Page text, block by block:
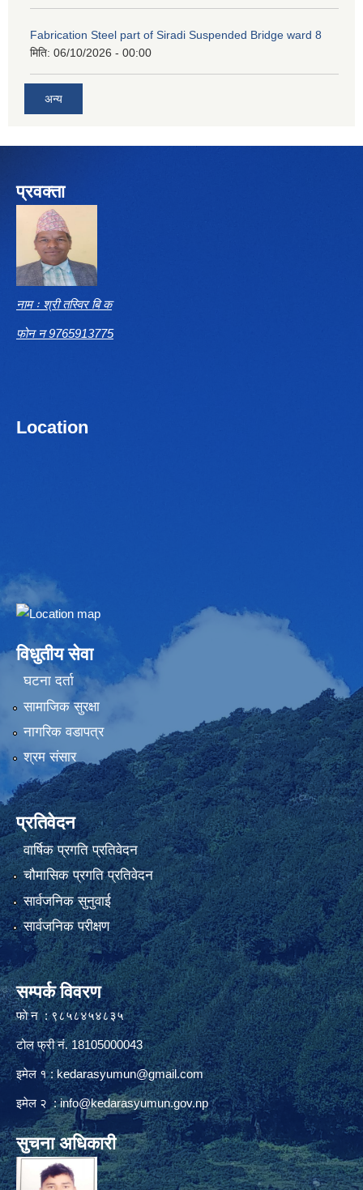
Fabrication Steel part of Siradi Suspended Bridge ward 8
मिति: 06/10/2026 - 00:00
अन्य
प्रवक्ता
नाम ः श्री तस्विर बि क
फोन न 9765913775
Location
Embed Google Map
विधुतीय सेवा
घटना दर्ता
सामाजिक सुरक्षा
नागरिक वडापत्र
श्रम संसार
प्रतिवेदन
वार्षिक प्रगति प्रतिवेदन
चौमासिक प्रगति प्रतिवेदन
सार्वजनिक सुनुवाई
सार्वजनिक परीक्षण
सम्पर्क विवरण
फाे न : ९८५८४५४८३५
टोल फ्री नं. 18105000043
इमेल १ :kedarasyumun@gmail.com
इमेल २ :info@kedarasyumun.gov.np
सुचना अधिकारी